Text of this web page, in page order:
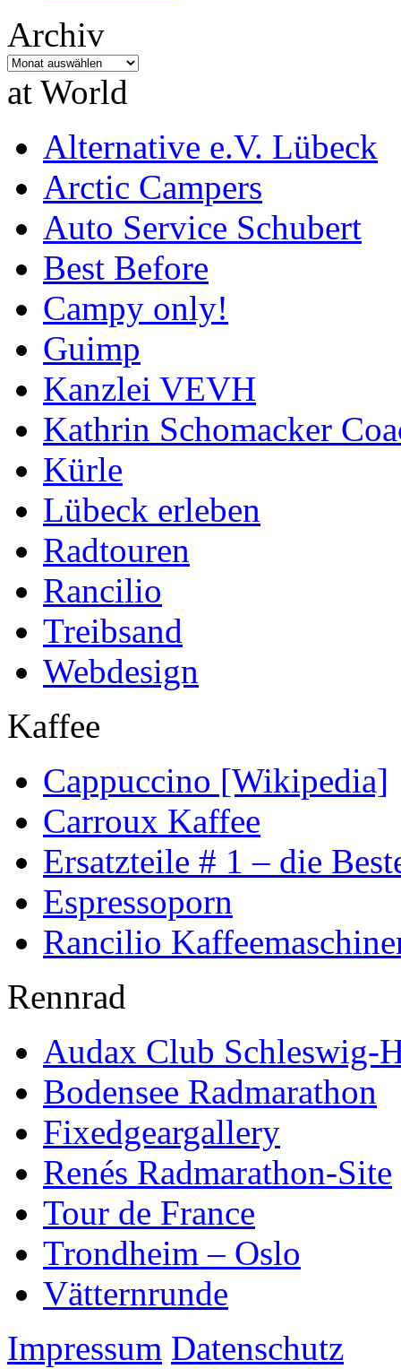
Archiv
Archiv
at World
Alternative e.V. Lübeck
Arctic Campers
Auto Service Schubert
Best Before
Campy only!
Guimp
Kanzlei VEVH
Kathrin Schomacker
Kürle
Lübeck erleben
Radtouren
Rancilio
Treibsand
Webdesign
Kaffee
Cappuccino [Wikipedia]
Carroux Kaffee
Ersatzteile # 1 – die
Espressoporn
Rancilio
Rennrad
Audax Club Schleswig-
Bodensee Radmarathon
Fixedgeargallery
Renés Radmarathon-Site
Tour de France
Trondheim – Oslo
Vätternrunde
Impressum Datenschutz